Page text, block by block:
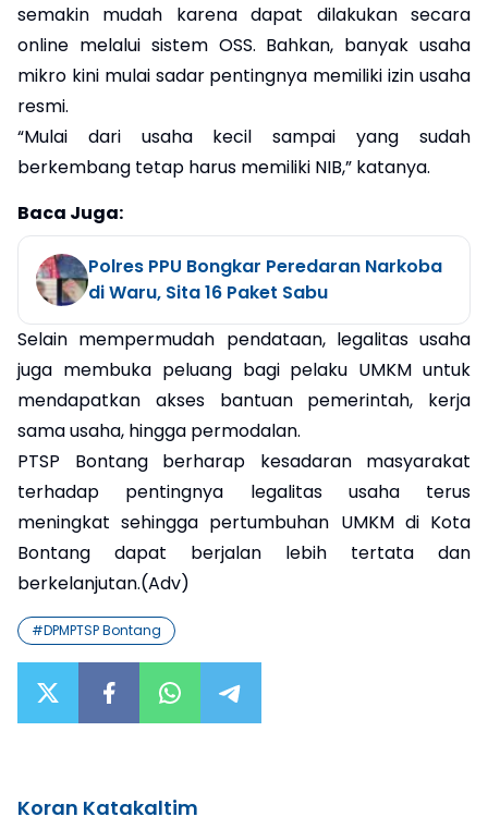
semakin mudah karena dapat dilakukan secara
online melalui sistem OSS. Bahkan, banyak usaha
mikro kini mulai sadar pentingnya memiliki izin usaha
resmi.
“Mulai dari usaha kecil sampai yang sudah
berkembang tetap harus memiliki NIB,” katanya.
Baca Juga:
Polres PPU Bongkar Peredaran Narkoba
di Waru, Sita 16 Paket Sabu
Selain mempermudah pendataan, legalitas usaha
juga membuka peluang bagi pelaku UMKM untuk
mendapatkan akses bantuan pemerintah, kerja
sama usaha, hingga permodalan.
PTSP Bontang berharap kesadaran masyarakat
terhadap pentingnya legalitas usaha terus
meningkat sehingga pertumbuhan UMKM di Kota
Bontang dapat berjalan lebih tertata dan
berkelanjutan.(Adv)
#DPMPTSP Bontang
Koran Katakaltim